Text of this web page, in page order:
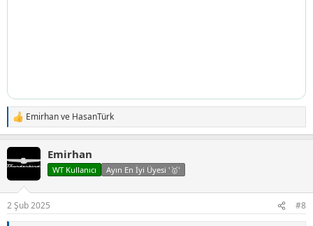
T
e
i
r
:
Emirhanve HasanTürk
Emirhan
WT Kullanıcı Ayın En İyi Üyesi '🥇'
2 Şub 2025 #8